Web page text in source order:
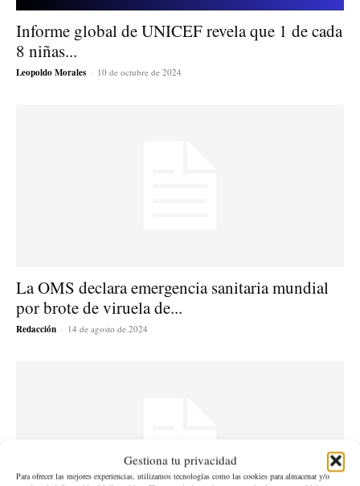
Gestiona tu privacidad
Para ofrecer las mejores experiencias, utilizamos tecnologías como las cookies para almacenar y/o
Informe global de UNICEF revela que 1 de cada
8 niñas...
Leopoldo Morales - 10 de octubre de 2024
La OMS declara emergencia sanitaria mundial
por brote de viruela de...
Redacción - 14 de agosto de 2024